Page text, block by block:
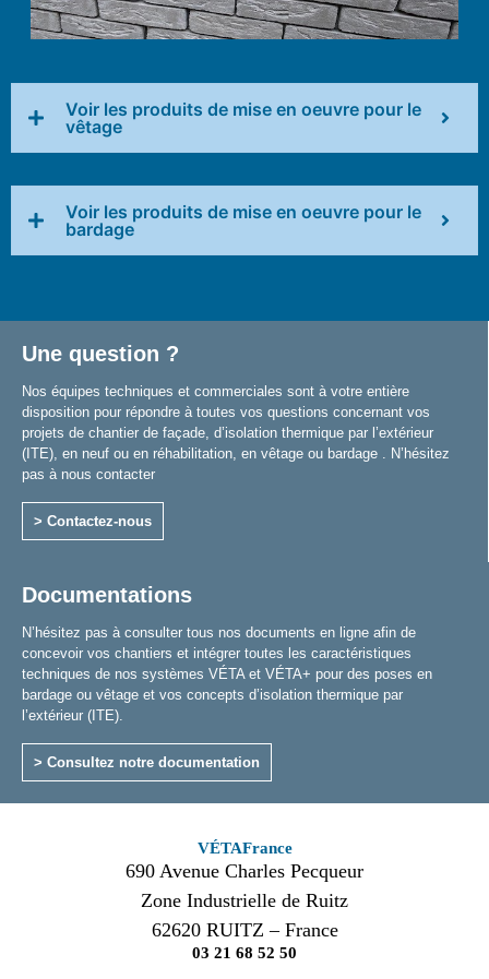
Voir les produits de mise en oeuvre pour le
vêtage
Voir les produits de mise en oeuvre pour le
bardage
Une question ?
Nos équipes techniques et commerciales sont à votre entière
disposition pour répondre à toutes vos questions concernant vos
projets de chantier de façade, d’isolation thermique par l’extérieur
(ITE), en neuf ou en réhabilitation, en vêtage ou bardage . N’hésitez
pas à nous contacter
> Contactez-nous
Documentations
N’hésitez pas à consulter tous nos documents en ligne afin de
concevoir vos chantiers et intégrer toutes les caractéristiques
techniques de nos systèmes VÉTA et VÉTA+ pour des poses en
bardage ou vêtage et vos concepts d’isolation thermique par
l’extérieur (ITE).
> Consultez notre documentation
VÉTAFrance
690 Avenue Charles Pecqueur
Zone Industrielle de Ruitz
62620 RUITZ – France
03 21 68 52 50